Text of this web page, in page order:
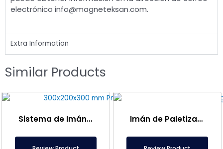
electrónico info@magneteksan.com.
Extra Information
Similar Products
Sistema de Imán de Transporte Neumático para Recipientes de 300x200x300 mm Con Imán de Neodimio Imán de Paletización de 400×250 mm – Imán de Placa para Transporte de Cajas